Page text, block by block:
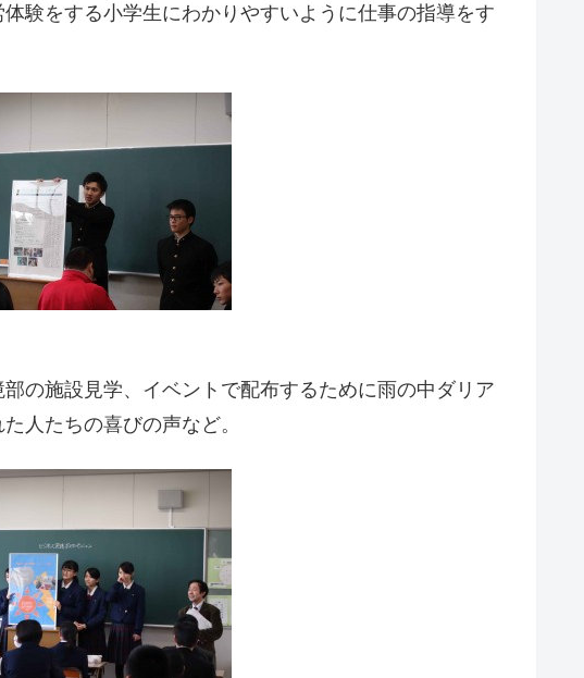
験をする小学生にわかりやすいように仕事の指導をす
の施設見学、イベントで配布するために雨の中ダリア
人たちの喜びの声など。